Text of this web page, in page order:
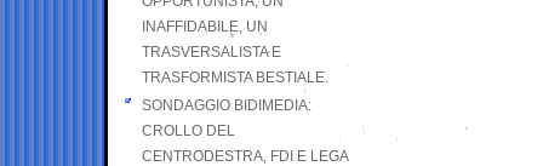
INAFFIDABILE, UN
TRASVERSALISTA E
TRASFORMISTA BESTIALE.
SONDAGGIO BIDIMEDIA:
CROLLO DEL
CENTRODESTRA, FDI E LEGA